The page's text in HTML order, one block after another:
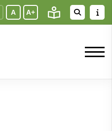
A A+